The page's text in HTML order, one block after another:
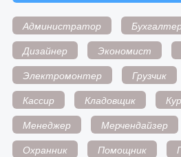
Администратор
Дизайнер
Экономист
Электромонтер
Грузчик
Кассир
Кладовщик
Менеджер
Мерчендайзер
Охранник
Помощник